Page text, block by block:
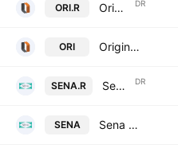
ORI.R Origin Property Public Company Ltd NVDR DR
ORI Origin Property Public Company Ltd
SENA.R Sena Development Public Co. Ltd. NVDR DR
SENA Sena Development Public Co. Ltd.